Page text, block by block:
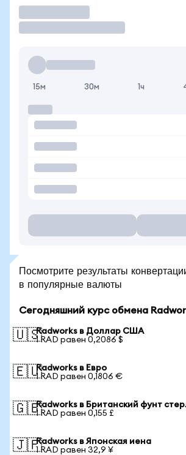
15м 30м 1ч
Посмотрите результаты
в популярные валюты
Сегодняшний курс обмена
🇺🇸Radworks в Доллар США
1 RAD равен 0,2086 $
🇪🇺Radworks в Евро
1 RAD равен 0,1806 €
🇬🇧Radworks в Британский фунт
1 RAD равен 0,155 £
🇯🇵Radworks в Японская иена
1 RAD равен 32,9 ¥